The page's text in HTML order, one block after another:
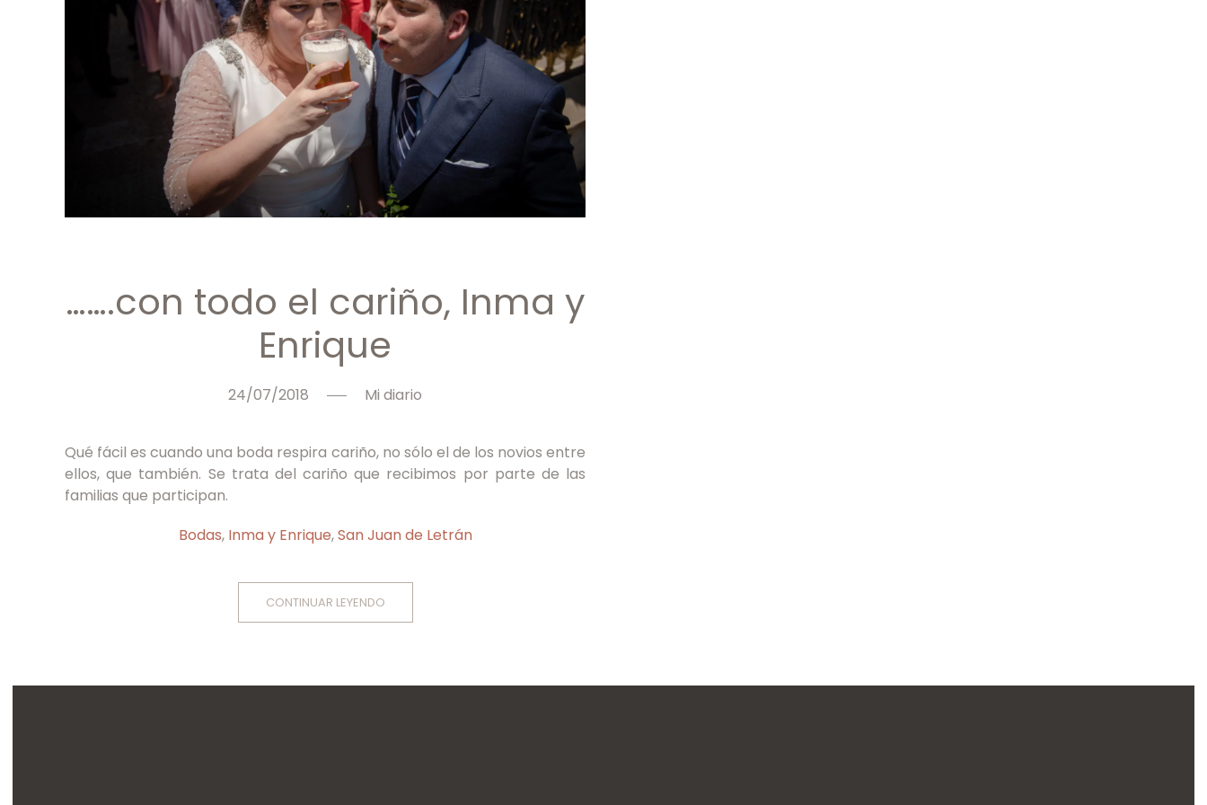
…….con todo el cariño, Inma y
Enrique
24/07/2018 Mi diario
Qué fácil es cuando una boda respira cariño, no sólo el de los novios entre
ellos, que también. Se trata del cariño que recibimos por parte de las
familias que participan.
Bodas, Inma y Enrique,San Juan de Letrán
CONTINUAR LEYENDO